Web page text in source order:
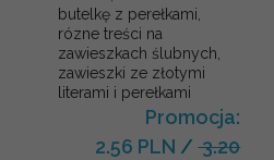
butelkę z perełkami,
rózne treści na
zawieszkach ślubnych,
zawieszki ze złotymi
literami i perełkami
Promocja:
2.56 PLN /3.20